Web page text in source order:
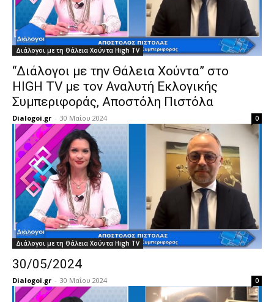
Διάλογοι με τη Θάλεια Χούντα High TV
“Διάλογοι με την Θάλεια Χούντα” στο
HIGH TV με τον Αναλυτή Εκλογικής
Συμπεριφοράς, Αποστόλη Πιστόλα
Dialogoi.gr - 30 Μαΐου 2024 0
Διάλογοι με τη Θάλεια Χούντα High TV
30/05/2024
Dialogoi.gr - 30 Μαΐου 2024 0